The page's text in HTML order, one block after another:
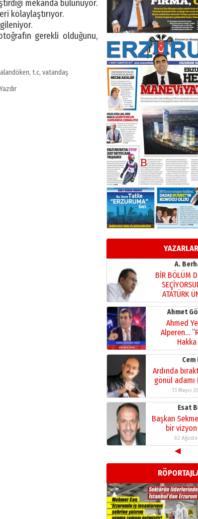
mekanda bulunuyor.
kolaylaştırıyor.
gerekli olduğunu,
, t.c, vatandaş
YAZARLAR
Esat
Başkan
bir
02
Kadir
29 Haziran
Kenan
Murat
çıtayı
17 Şubat 2026 SalıOrhan
Bir
gazeteci…
A.
BİR BÖLÜM
ATATÜRK
28
Ahmet
Ahmed
Alperen…
26 Mart
Cem
Ardında
gönül adamı
13 Mayıs
Esat
Başkan
bir
02
Kadir
29 Haziran
Kenan
Murat
◀